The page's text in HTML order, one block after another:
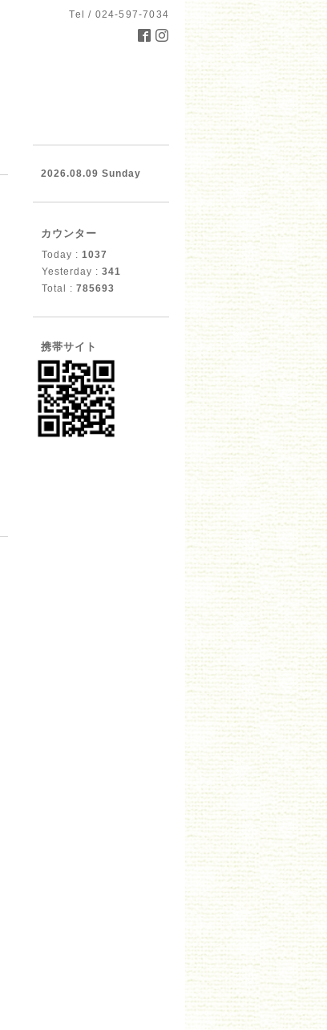
Tel / 024-597-7034
2026.08.09 Sunday
カウンター
Today : 1037
Yesterday : 341
Total : 785693
携帯サイト